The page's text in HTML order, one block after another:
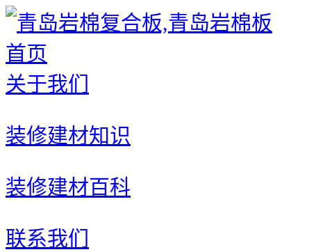
首页
关于我们
装修建材知识
装修建材百科
联系我们